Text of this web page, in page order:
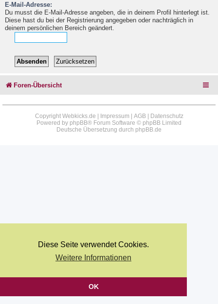
Diese Seite verwendet Cookies.
Weitere Informationen
OK
E-Mail-Adresse:
Du musst die E-Mail-Adresse angeben, die in deinem Profil hinterlegt ist.
Diese hast du bei der Registrierung angegeben oder nachträglich in
deinem persönlichen Bereich geändert.
Foren-Übersicht
Copyright Webkicks.de | Impressum | AGB| Datenschutz
Powered by phpBB® Forum Software © phpBB Limited
Deutsche Übersetzung durch phpBB.de